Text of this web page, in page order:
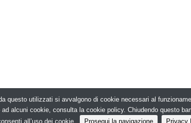
2026. Edilizia in Rete - N.ro
questo utilizzati si avvalgono di cookie necessari al
alcuni cookie, consulta la cookie policy. Chiudendo questo
all’uso dei cookie.
Prosegui la navigazione Privacy